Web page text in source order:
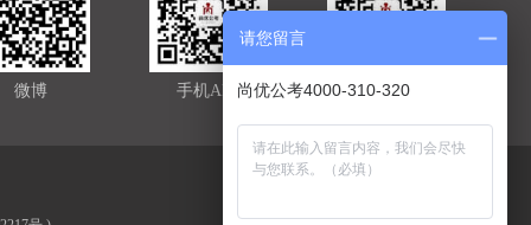
官方微信
手机APP
微博
请您留言
尚优公考4000-310-320